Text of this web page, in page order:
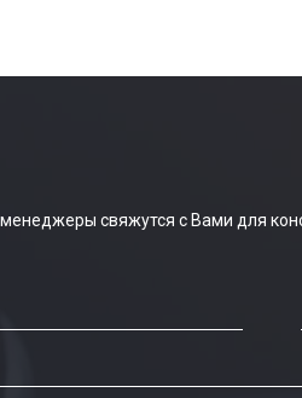
свяжутся с Вами для